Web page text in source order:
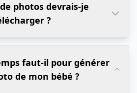
photos devrais-je
?
faut-il pour générer
de mon bébé ?